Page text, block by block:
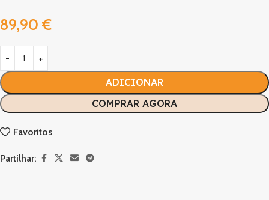
89,90 €
ADICIONAR
COMPRAR AGORA
Favoritos
Partilhar: